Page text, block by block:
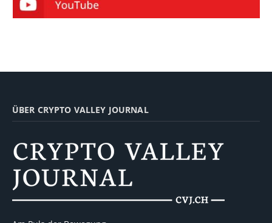
ÜBER CRYPTO VALLEY JOURNAL